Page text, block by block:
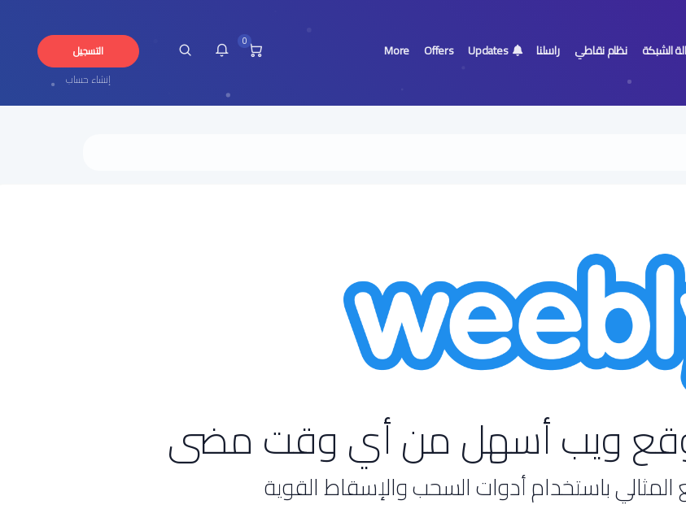
الشبكة نظام نقاطي راسلنا Updates
Offers
More
0
التسجيل
إنشاء حساب
ويب أسهل من أي وقت مضى
المثالي باستخدام أدوات السحب والإسقاط القوية